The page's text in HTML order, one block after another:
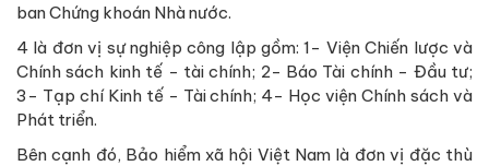
ban Chứng khoán Nhà nước.
4 là đơn vị sự nghiệp công lập gồm: 1- Viện Chiến lược và
Chính sách kinh tế - tài chính; 2- Báo Tài chính - Đầu tư;
3- Tạp chí Kinh tế - Tài chính; 4- Học viện Chính sách và
Phát triển.
Bên cạnh đó, Bảo hiểm xã hội Việt Nam là đơn vị đặc thù